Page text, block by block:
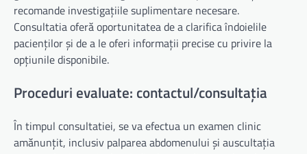
recomande investigațiile suplimentare necesare.
Consultatia oferă oportunitatea de a clarifica îndoielile
pacienților și de a le oferi informații precise cu privire la
opțiunile disponibile.
Proceduri evaluate: contactul/consultația
În timpul consultatiei, se va efectua un examen clinic
amănunțit, inclusiv palparea abdomenului și auscultația